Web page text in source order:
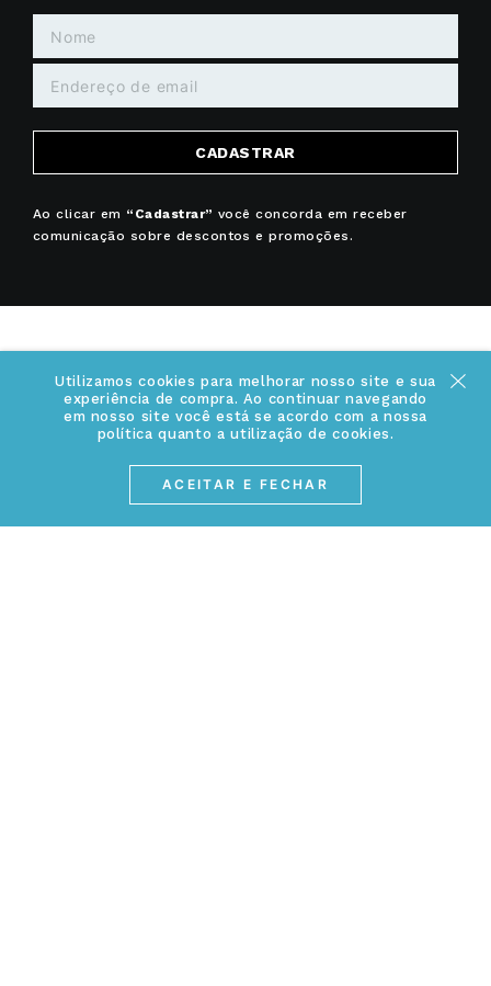
Utilizamos cookies para melhorar nosso site e sua
experiência de compra. Ao continuar navegando
em nosso site você está se acordo com a nossa
política quanto a utilização de cookies.
ACEITAR E FECHAR
CADASTRAR
Ao clicar em “Cadastrar” você concorda em receber
comunicação sobre descontos e promoções.
INSTITUCIONAL +
Quem somos
Acesse Nosso Blog
Fale Conosco
Cuidados Especiais